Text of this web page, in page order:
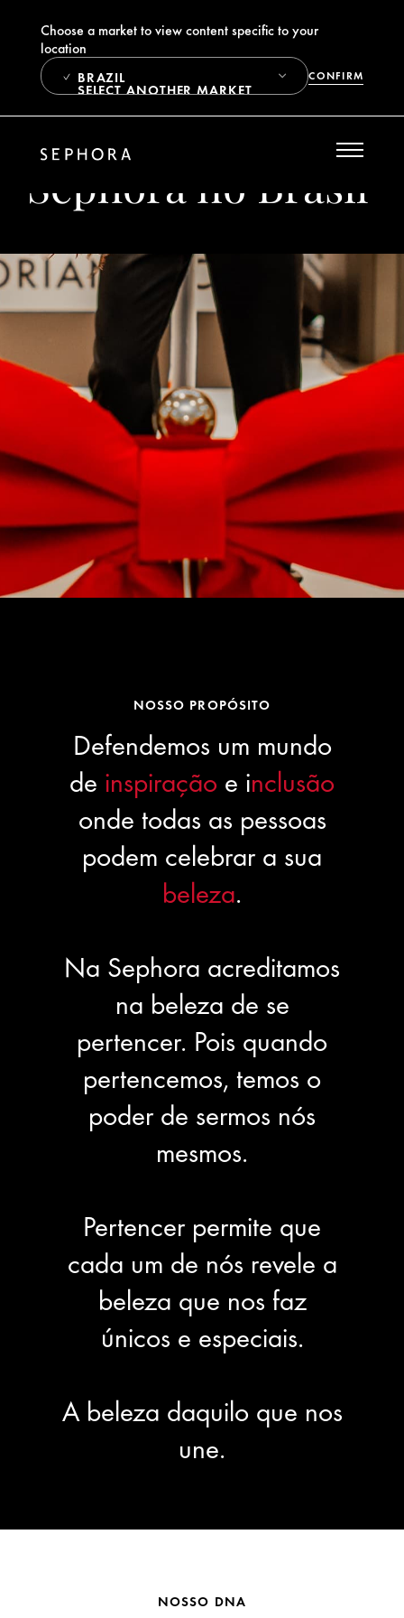
Choose a market to view content specific to your
location
BRAZIL
SELECT ANOTHER MARKET
CONFIRM
Sephora no Brasil
NOSSO PROPÓSITO
Defendemos um mundo
de inspiração e inclusão
onde todas as pessoas
podem celebrar a sua
beleza.
Na Sephora acreditamos
na beleza de se
pertencer. Pois quando
pertencemos, temos o
poder de sermos nós
mesmos.
Pertencer permite que
cada um de nós revele a
beleza que nos faz
únicos e especiais.
A beleza daquilo que nos
une.
NOSSO DNA